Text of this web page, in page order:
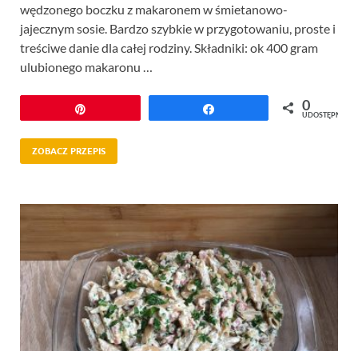
wędzonego boczku z makaronem w śmietanowo-
jajecznym sosie. Bardzo szybkie w przygotowaniu, proste i
treściwe danie dla całej rodziny. Składniki: ok 400 gram
ulubionego makaronu …
0
UDOSTĘPNIEŃ
ZOBACZ PRZEPIS